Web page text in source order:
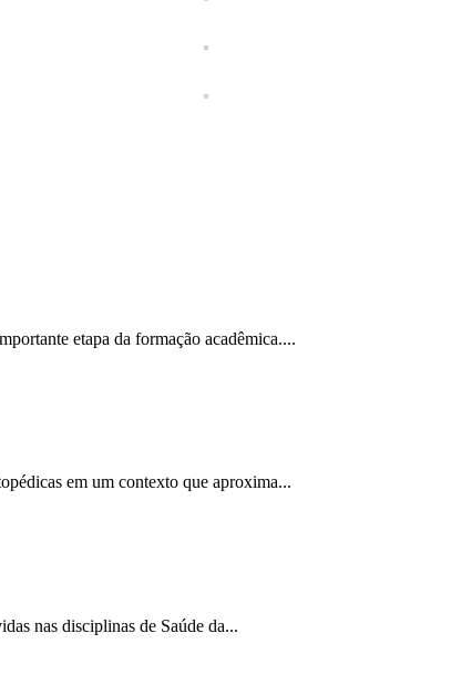
etapa da formação acadêmica....
em um contexto que aproxima...
nas disciplinas de Saúde da...